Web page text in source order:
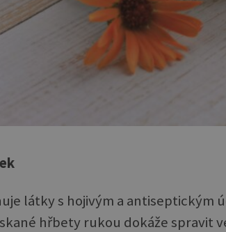
látky s hojivým a antiseptickým
hřbety rukou dokáže spravit